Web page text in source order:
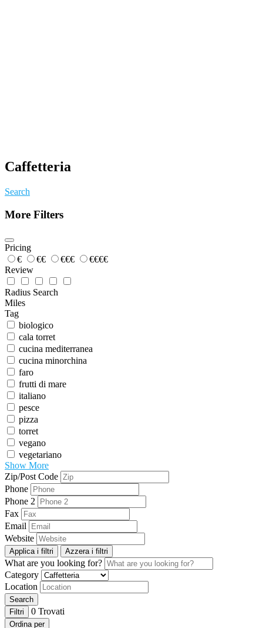
Caffetteria
Search
More Filters
Pricing
€
€€ €€€
€€€€
Review
Radius Search
Miles
Tag
biologico
cala torret
cucina mediterranea
cucina minorchina
faro
frutti di mare
italiano
pesce
pizza
torret
vegano
vegetariano
Show More
Zip/Post Code
Phone
Phone 2
Fax
Email
Website
Applica i filtri Azzera i filtri
What are you looking for?
Category
Location
Search
Filtri
0 Trovati
Ordina per